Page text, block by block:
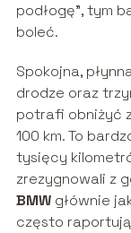
podłogę”, tym
boleć.
Spokojna,
drodze oraz
potrafi obniżyć
100 km. To
tysięcy
zrezygnowali z
BMWgłównie
często